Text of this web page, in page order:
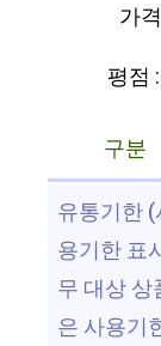
가
평점
구분
유통기한
용기한 표
무 대상 상
은 사용기